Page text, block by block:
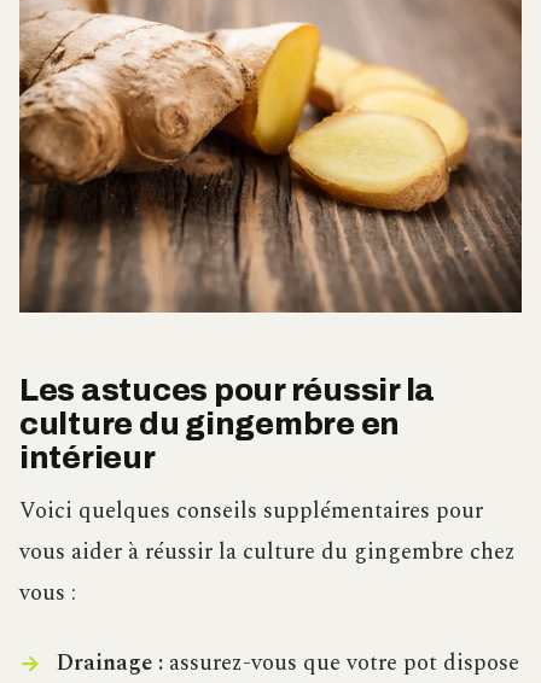
Les astuces pour réussir la
culture du gingembre en
intérieur
Voici quelques conseils supplémentaires pour
vous aider à réussir la culture du gingembre chez
vous :
Drainage :assurez-vous que votre pot dispose